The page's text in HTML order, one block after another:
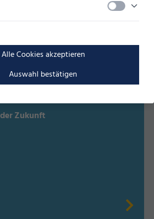
Alle Cookies akzeptieren
Auswahl bestätigen
Sie auch interessieren
Zukunft